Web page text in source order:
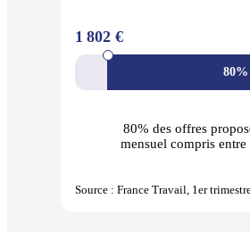
80%
1 802 €
80% des offres
mensuel compris
Source : France Travail, 1er